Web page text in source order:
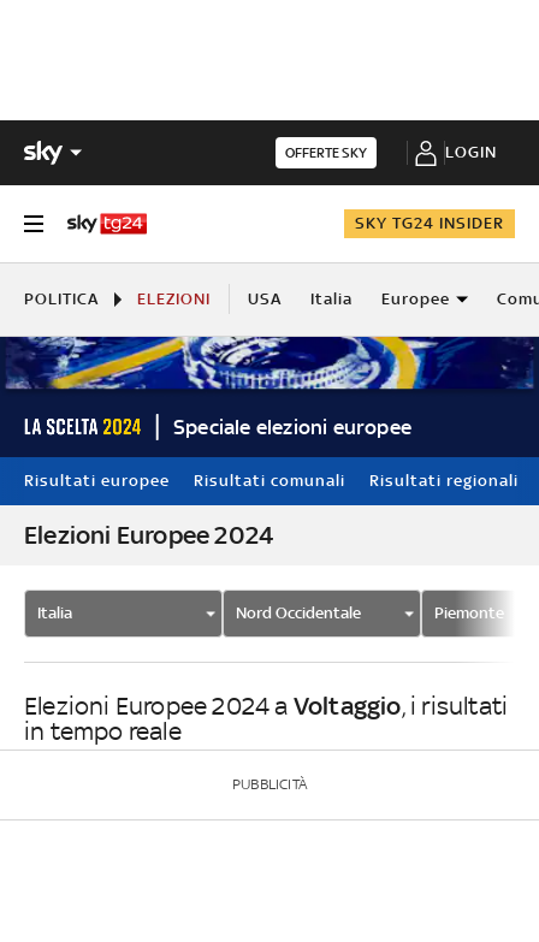
OFFERTE SKY LOGIN
SKY TG24 INSIDER
POLITICA ELEZIONI USA Italia Europee
Speciale elezioni europee
Risultati europee Risultati comunali Risultati regionali
Elezioni Europee 2024
Italia Nord Occidentale Piemonte
Elezioni Europee 2024 a Voltaggio, i risultati
in tempo reale
PUBBLICITÀ